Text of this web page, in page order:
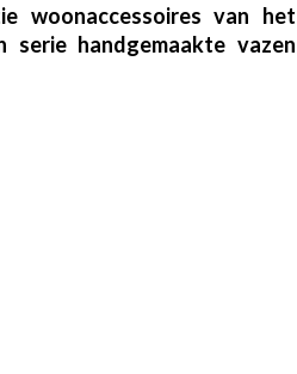
woonaccessoires van het
handgemaakte vazen